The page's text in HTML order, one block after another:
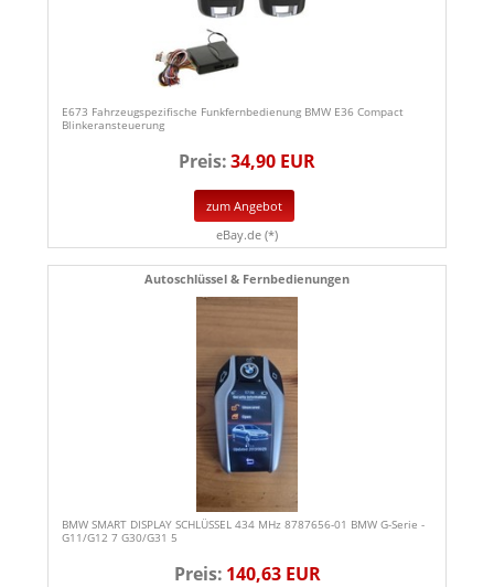
E673 Fahrzeugspezifische Funkfernbedienung BMW E36 Compact
Blinkeransteuerung
Preis:34,90 EUR
zum Angebot
eBay.de (*)
Autoschlüssel & Fernbedienungen
BMW SMART DISPLAY SCHLÜSSEL 434 MHz 8787656-01 BMW G-Serie -
G11/G12 7 G30/G31 5
Preis: 140,63 EUR